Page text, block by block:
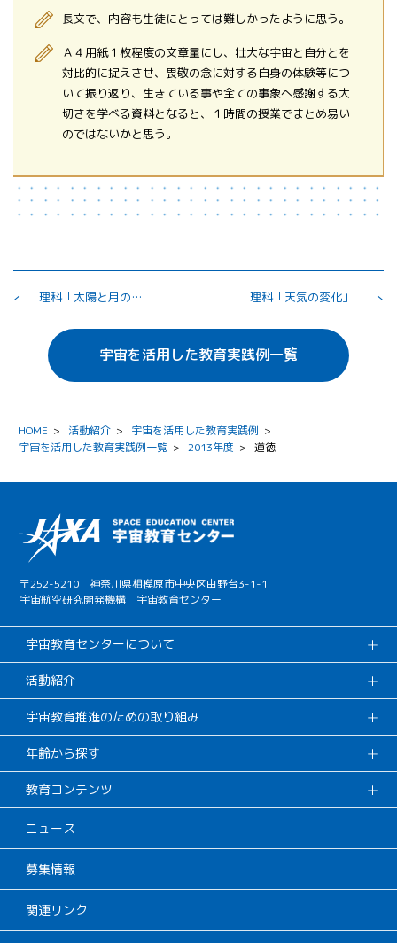
長文で、内容も生徒にとっては難しかったように思う。
Ａ４用紙１枚程度の文章量にし、壮大な宇宙と自分とを
対比的に捉えさせ、畏敬の念に対する自身の体験等につ
いて振り返り、生きている事や全ての事象へ感謝する大
切さを学べる資料となると、１時間の授業でまとめ易い
のではないかと思う。
理科「太陽と月の形」 理科「天気の変化」
宇宙を活用した教育実践例一覧
HOME > 活動紹介 > 宇宙を活用した教育実践例 >
宇宙を活用した教育実践例一覧 > 2013年度 > 道徳
〒252-5210 神奈川県相模原市中央区由野台3-1-1
宇宙航空研究開発機構 宇宙教育センター
宇宙教育センターについて
活動紹介
宇宙教育推進のための取り組み
年齢から探す
教育コンテンツ
ニュース
募集情報
関連リンク